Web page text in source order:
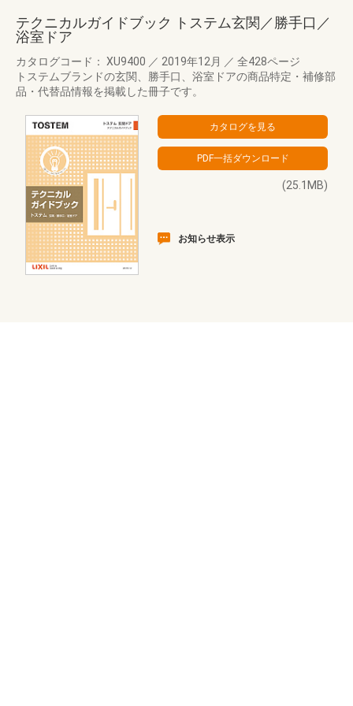
テクニカルガイドブック トステム玄関／勝手口／
浴室ドア
カタログコード： XU9400 ／ 2019年12月 ／ 全428ページ
トステムブランドの玄関、勝手口、浴室ドアの商品特定・補修部
品・代替品情報を掲載した冊子です。
(25.1MB)
お知らせ表示